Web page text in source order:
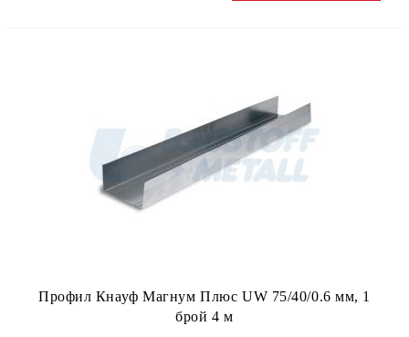
Профил Кнауф Магнум Плюс UW 75/40/0.6 мм, 1
брой 4 м